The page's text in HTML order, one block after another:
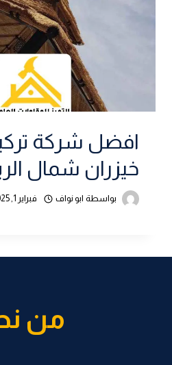
افضل شركة
خيزران شمال
بواسطة ابو نواف فبراير 1, 2025
من